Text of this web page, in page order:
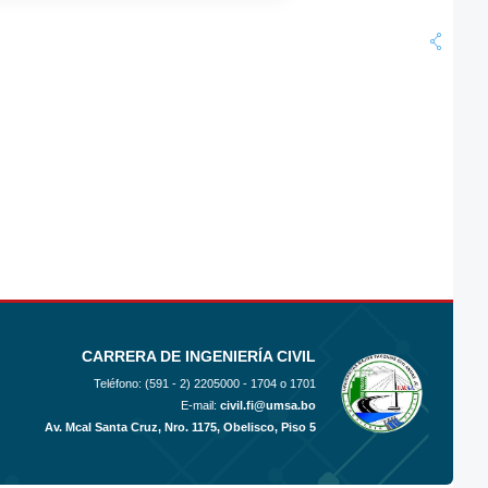
CARRERA DE INGENIERÍA CIVIL
Teléfono: (591 - 2) 2205000 - 1704 o 1701
E-mail: civil.fi@umsa.bo
Av. Mcal Santa Cruz, Nro. 1175, Obelisco, Piso 5